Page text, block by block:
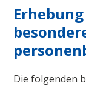
Die folgenden